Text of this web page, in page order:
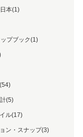
日本(1)
プブック(1)
(5)
ル(17)
ン・スナップ(3)